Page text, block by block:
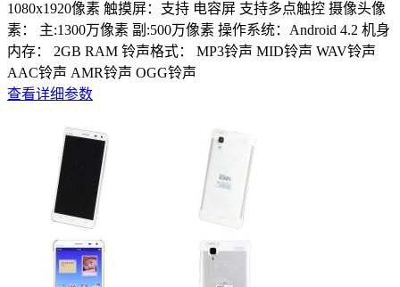
1080x1920像素 触摸屏：支持 电容屏 支持多点触控 摄像头像
素： 主:1300万像素 副:500万像素 操作系统：Android 4.2 机身
内存： 2GB RAM 铃声格式： MP3铃声 MID铃声 WAV铃声
AAC铃声 AMR铃声 OGG铃声
查看详细参数